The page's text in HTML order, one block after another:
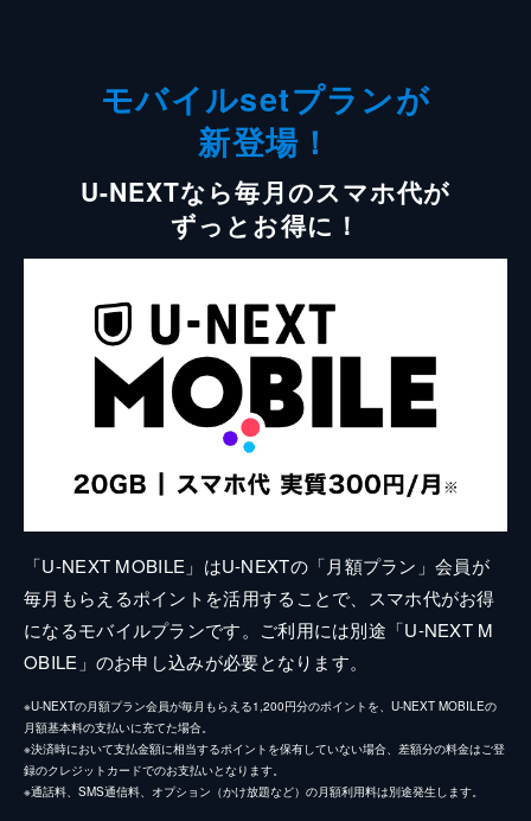
モバイルsetプランが
新登場！
U-NEXTなら毎月のスマホ代が
ずっとお得に！
「U-NEXT MOBILE」はU-NEXTの「月額プラン」会員が
毎月もらえるポイントを活用することで、スマホ代がお得
になるモバイルプランです。ご利用には別途「U-NEXT M
OBILE」のお申し込みが必要となります。
※U-NEXTの月額プラン会員が毎月もらえる1,200円分のポイントを、U-NEXT MOBILEの
月額基本料の支払いに充てた場合。
※決済時において支払金額に相当するポイントを保有していない場合、差額分の料金はご登
録のクレジットカードでのお支払いとなります。
※通話料、SMS通信料、オプション（かけ放題など）の月額利用料は別途発生します。